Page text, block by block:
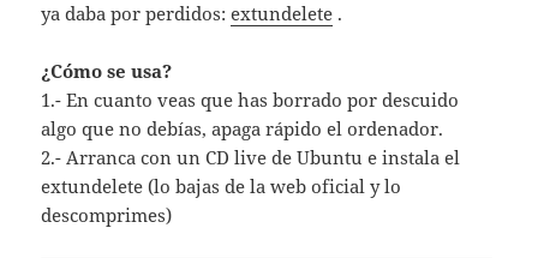
ya daba por perdidos:extundelete .
¿Cómo se usa?
1.- En cuanto veas que has borrado por descuido
algo que no debías, apaga rápido el ordenador.
2.- Arranca con un CD live de Ubuntu e instala el
extundelete (lo bajas de la web oficial y lo
descomprimes)